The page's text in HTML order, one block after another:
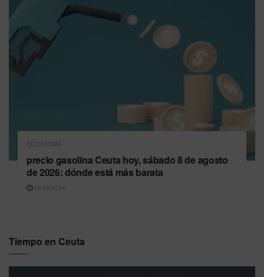
ECONOMÍA
precio gasolina Ceuta hoy, sábado 8 de agosto
de 2026: dónde está más barata
08/08/2026
Tiempo en Ceuta